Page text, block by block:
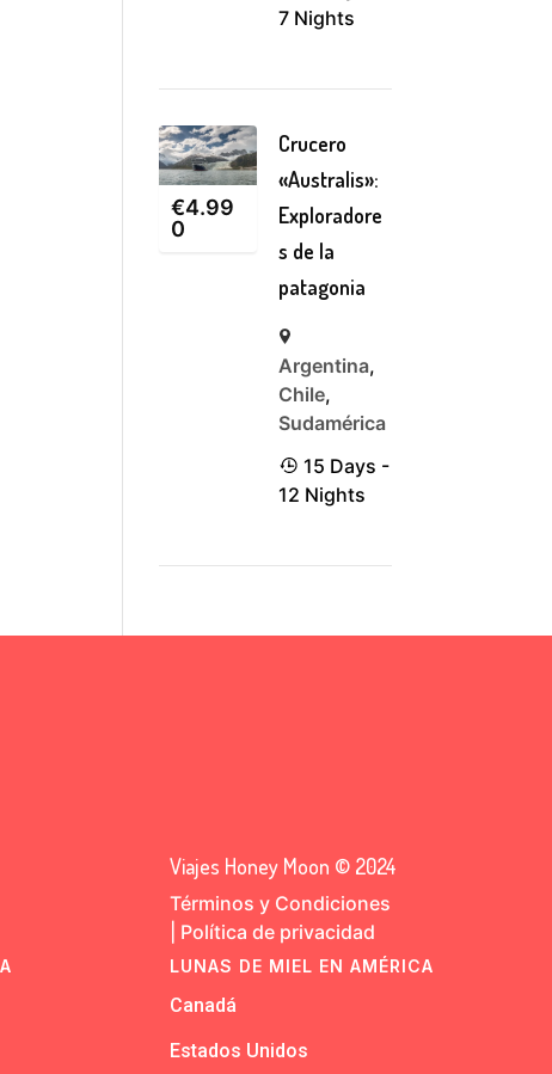
7 Nights
€4.99
0
Crucero
«Australis»:
Exploradore
s de la
patagonia
Argentina,
Chile,
Sudamérica
15 Days -
12 Nights
Viajes Honey Moon © 2024
Términos y Condiciones
Política de privacidad
LUNAS DE MIEL EN AMÉRICA
Canadá
Estados Unidos